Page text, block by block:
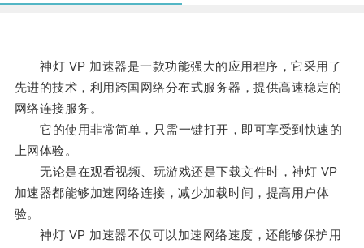
神灯 VP 加速器是一款功能强大的应用程序，它采用了
先进的技术，利用跨国网络分布式服务器，提供高速稳定的
网络连接服务。
它的使用非常简单，只需一键打开，即可享受到快速的
上网体验。
无论是在观看视频、玩游戏还是下载文件时，神灯 VP
加速器都能够加速网络连接，减少加载时间，提高用户体
验。
神灯 VP 加速器不仅可以加速网络速度，还能够保护用